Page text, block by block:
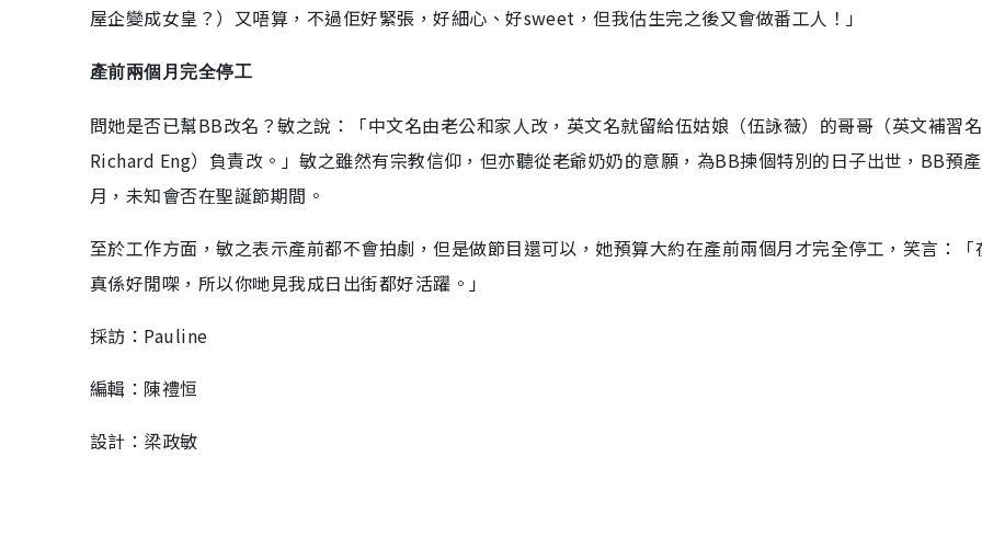
屋企變成女皇？）又唔算，不過佢好緊張，好細心、好sweet，但我估生完之後又會做番工人！」
產前兩個月完全停工
問她是否已幫BB改名？敏之說：「中文名由老公和家人改，英文名就留給伍姑娘（伍詠薇）的哥哥（英文補習
Richard Eng）負責改。」敏之雖然有宗教信仰，但亦聽從老爺奶奶的意願，為BB揀個特別的日子出世，BB預
月，未知會否在聖誕節期間。
至於工作方面，敏之表示產前都不會拍劇，但是做節目還可以，她預算大約在產前兩個月才完全停工，笑言：「
真係好閒㗎，所以你哋見我成日出街都好活躍。」
採訪：Pauline
編輯：陳禮恒
設計：梁政敏